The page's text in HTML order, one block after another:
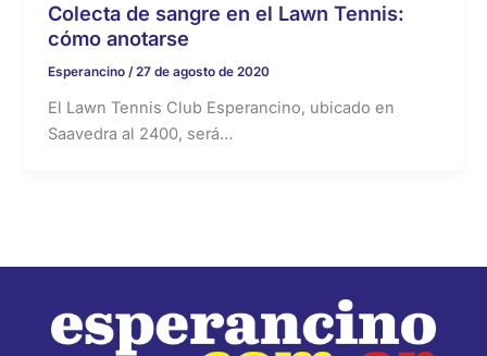
Colecta de sangre en el Lawn Tennis:
cómo anotarse
Esperancino/27 de agosto de 2020
El Lawn Tennis Club Esperancino, ubicado en
Saavedra al 2400, será…